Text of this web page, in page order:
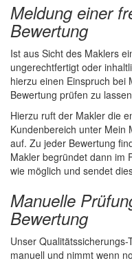
Meldung einer
Bewertung
Ist aus Sicht des Maklers
ungerechtfertigt oder
hierzu einen Einspruch bei
Bewertung prüfen zu
Hierzu ruft der Makler die
Kundenbereich unter Mein
auf. Zu jeder Bewertung
Makler begründet dann im
wie möglich und sendet
Manuelle
Bewertung
Unser
manuell und nimmt wenn